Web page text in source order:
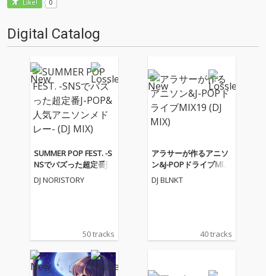
Like! 0
Digital Catalog
SUMMER POP FEST. -S
NSでバズった超定番J-P
OP&人気アニソンメド
レー- (DJ MIX)
DJ NORISTORY
50 tracks
アラサーが作るアニソ
ン&J-POPドライブMIX1
9 (DJ MIX)
DJ BLNKT
40 tracks